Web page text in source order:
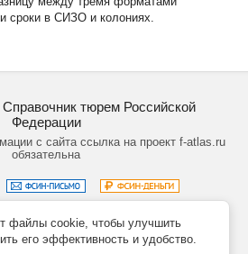
сроки в СИЗО и колониях.
Справочник тюрем Российской
Федерации
с сайта ссылка на проект f-atlas.ru
обязательна
Политика обработки данных
файлы cookie, чтобы улучшить
его эффективность и удобство.